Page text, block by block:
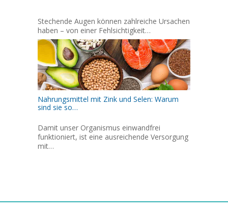
Stechende Augen können zahlreiche Ursachen
haben – von einer Fehlsichtigkeit…
Nahrungsmittel mit Zink und Selen: Warum
sind sie so…
Damit unser Organismus einwandfrei
funktioniert, ist eine ausreichende Versorgung
mit…